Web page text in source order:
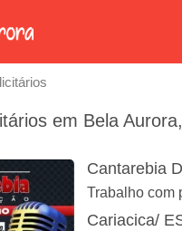
em Bela
Cantarebia
Trabalho com
Cariacica/